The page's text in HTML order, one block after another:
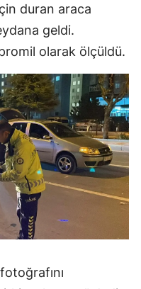
duran araca
geldi.
olarak ölçüldü.